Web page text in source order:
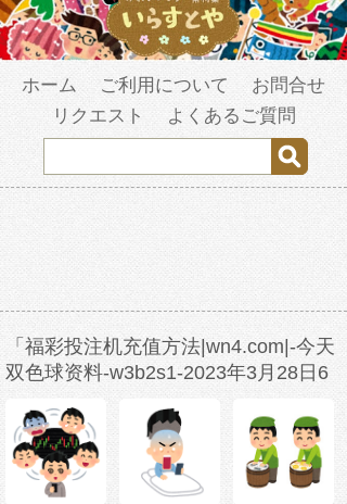
ホーム ご利用について
お問合せ
リクエスト
よくあるご質問
「福彩投注机充值方法|wn4.com|-今天
双色球资料-w3b2s1-2023年3月28日6
时15分6秒-ri0chkbf0.com」の検索結果